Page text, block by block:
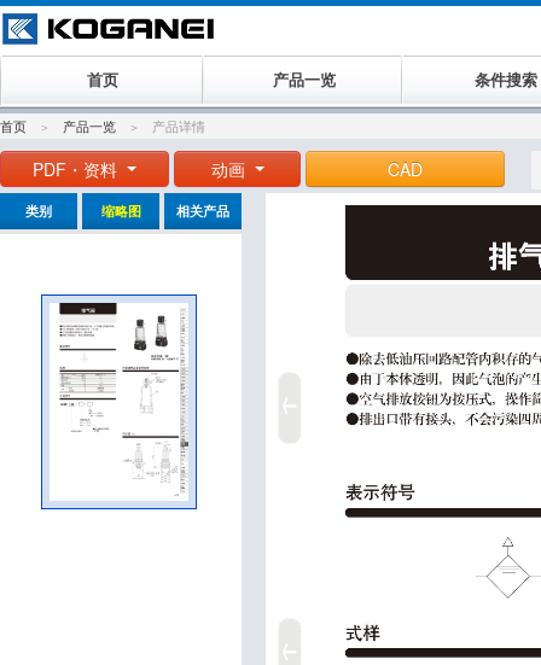
首页 产品一览 条件搜索
首页 产品一览 产品详情
PDF・资料 动画 CAD
类别 缩略图 相关产品